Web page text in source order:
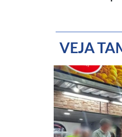
VEJA